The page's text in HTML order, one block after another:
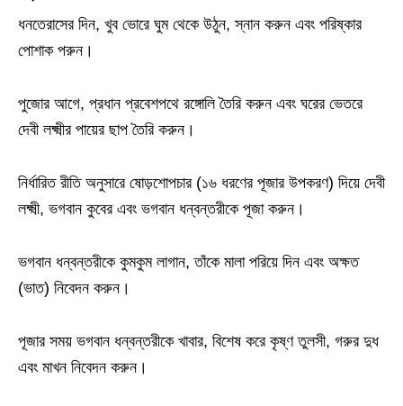
ধনতেরাসের দিন, খুব ভোরে ঘুম থেকে উঠুন, স্নান করুন এবং পরিষ্কার
পোশাক পরুন।
পুজোর আগে, প্রধান প্রবেশপথে রঙ্গোলি তৈরি করুন এবং ঘরের ভেতরে
দেবী লক্ষ্মীর পায়ের ছাপ তৈরি করুন।
নির্ধারিত রীতি অনুসারে ষোড়শোপচার (১৬ ধরণের পূজার উপকরণ) দিয়ে দেবী
লক্ষ্মী, ভগবান কুবের এবং ভগবান ধন্বন্তরীকে পূজা করুন।
ভগবান ধন্বন্তরীকে কুমকুম লাগান, তাঁকে মালা পরিয়ে দিন এবং অক্ষত
(ভাত) নিবেদন করুন।
পূজার সময় ভগবান ধন্বন্তরীকে খাবার, বিশেষ করে কৃষ্ণ তুলসী, গরুর দুধ
এবং মাখন নিবেদন করুন।